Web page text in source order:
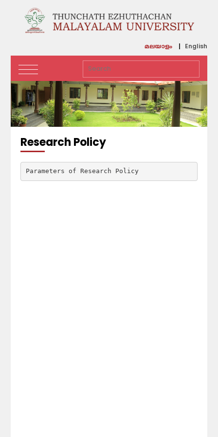
മലയാളം English
Research Policy
Parameters of Research Policy